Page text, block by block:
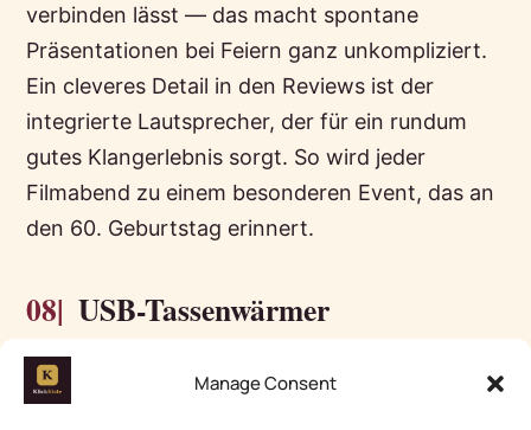
Manage Consent
verbinden lässt — das macht spontane
Präsentationen bei Feiern ganz unkompliziert.
Ein cleveres Detail in den Reviews ist der
integrierte Lautsprecher, der für ein rundum
gutes Klangerlebnis sorgt. So wird jeder
Filmabend zu einem besonderen Event, das an
den 60. Geburtstag erinnert.
08| USB-Tassenwärmer
Diese praktische Idee zieht immer wieder die
Aufmerksamkeit auf sich — ein USB-